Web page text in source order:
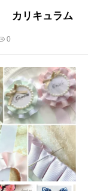
カリキュラム
0